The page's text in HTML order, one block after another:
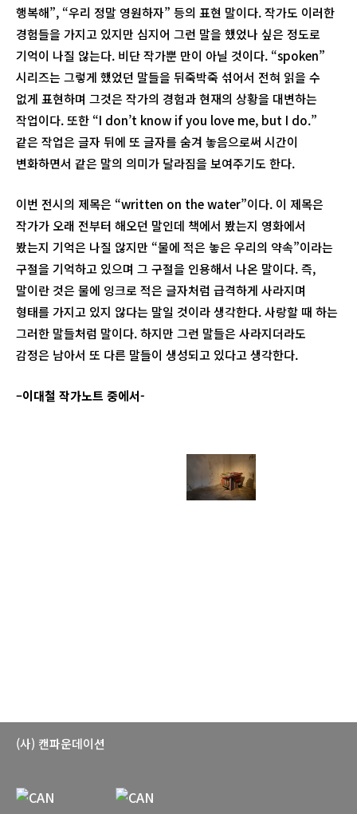
행복해”, “우리 정말 영원하자” 등의 표현 말이다. 작가도 이러한
경험들을 가지고 있지만 심지어 그런 말을 했었나 싶은 정도로
기억이 나질 않는다. 비단 작가뿐 만이 아닐 것이다. “spoken”
시리즈는 그렇게 했었던 말들을 뒤죽박죽 섞어서 전혀 읽을 수
없게 표현하며 그것은 작가의 경험과 현재의 상황을 대변하는
작업이다. 또한 “I don’t know if you love me, but I do.”
같은 작업은 글자 뒤에 또 글자를 숨겨 놓음으로써 시간이
변화하면서 같은 말의 의미가 달라짐을 보여주기도 한다.
이번 전시의 제목은 “written on the water”이다. 이 제목은
작가가 오래 전부터 해오던 말인데 책에서 봤는지 영화에서
봤는지 기억은 나질 않지만 “물에 적은 놓은 우리의 약속”이라는
구절을 기억하고 있으며 그 구절을 인용해서 나온 말이다. 즉,
말이란 것은 물에 잉크로 적은 글자처럼 급격하게 사라지며
형태를 가지고 있지 않다는 말일 것이라 생각한다. 사랑할 때 하는
그러한 말들처럼 말이다. 하지만 그런 말들은 사라지더라도
감정은 남아서 또 다른 말들이 생성되고 있다고 생각한다.
–이대철 작가노트 중에서-
(사) 캔파운데이션